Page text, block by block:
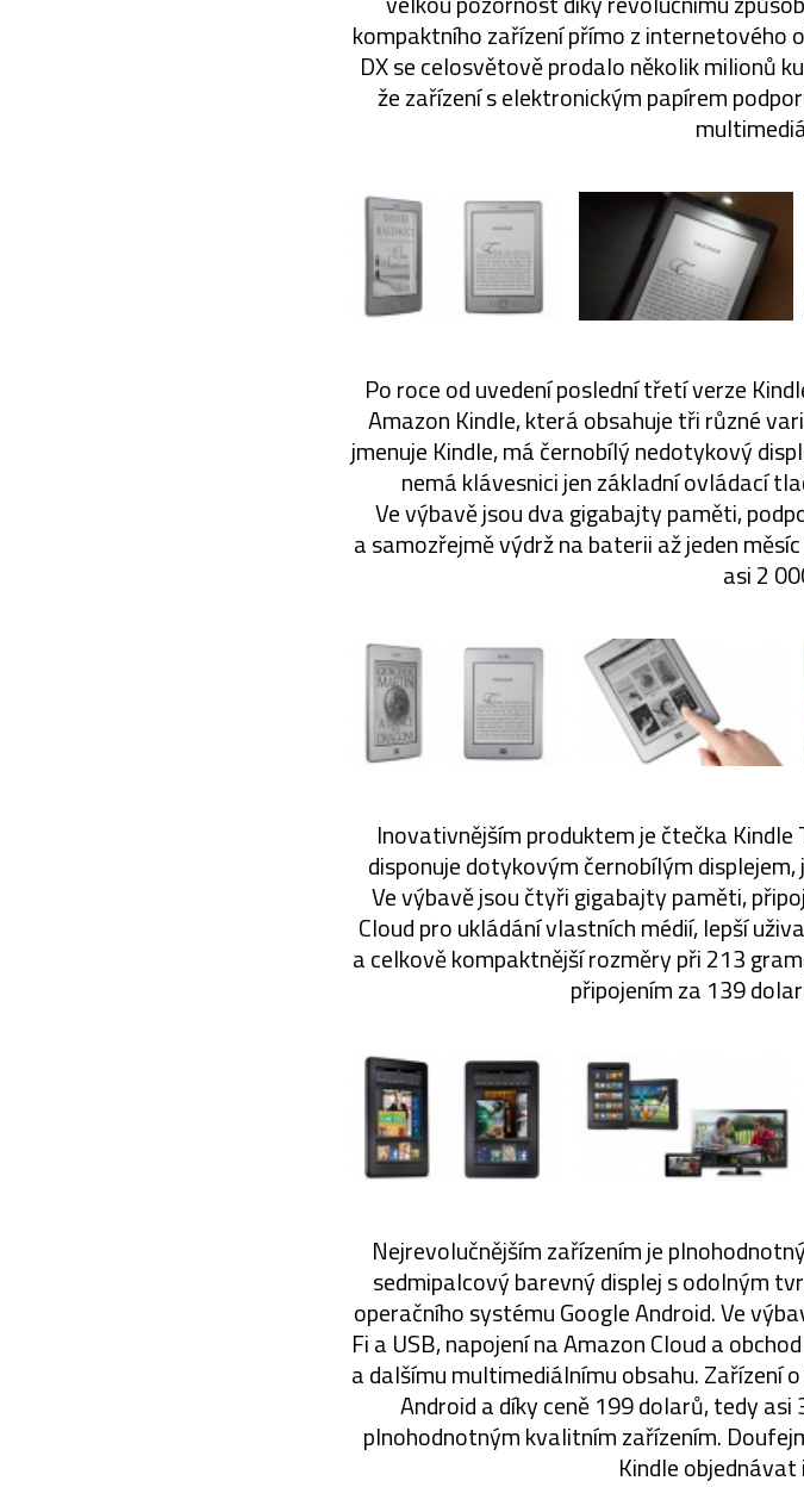
kompaktního zařízení přímo z internetového
DX se celosvětově prodalo několik milionů
že zařízení s elektronickým papírem
Po roce od uvedení poslední třetí verze
Amazon Kindle, která obsahuje tři různé
jmenuje Kindle, má černobílý nedotykový
nemá klávesnici jen základní ovládací
Ve výbavě jsou dva gigabajty paměti,
a samozřejmě výdrž na baterii až jeden
asi 2
Inovativnějším produktem je čtečka
disponuje dotykovým černobílým
Ve výbavě jsou čtyři gigabajty paměti,
Cloud pro ukládání vlastních médií, lepší
a celkově kompaktnější rozměry při 213
připojením za 139
Nejrevolučnějším zařízením je
sedmipalcový barevný displej s odolným
operačního systému Google Android. Ve
Fi a USB, napojení na Amazon Cloud a
a dalšímu multimediálnímu obsahu. Zařízení
Android a díky ceně 199 dolarů, tedy
plnohodnotným kvalitním zařízením.
Kindle objednávat